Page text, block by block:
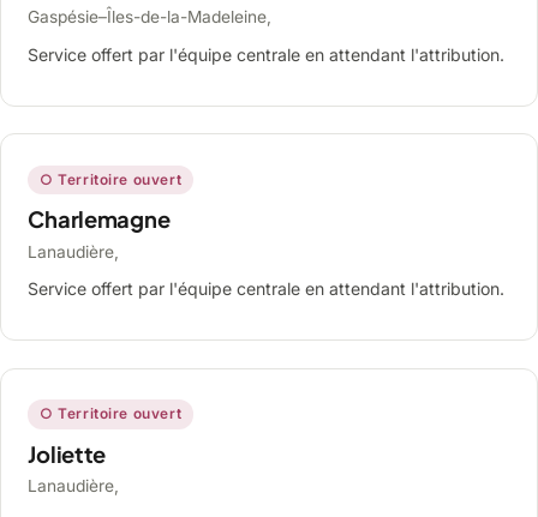
Gaspésie–Îles-de-la-Madeleine,
Service offert par l'équipe centrale en attendant l'attribution.
○ Territoire ouvert
Charlemagne
Lanaudière,
Service offert par l'équipe centrale en attendant l'attribution.
○ Territoire ouvert
Joliette
Lanaudière,